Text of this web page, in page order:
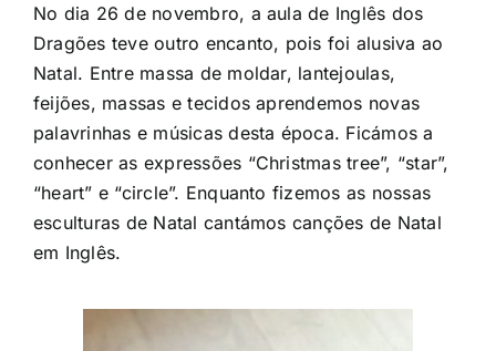
No dia 26 de novembro, a aula de Inglês dos
Dragões teve outro encanto, pois foi alusiva ao
Natal. Entre massa de moldar, lantejoulas,
feijões, massas e tecidos aprendemos novas
palavrinhas e músicas desta época. Ficámos a
conhecer as expressões “Christmas tree”, “star”,
“heart” e “circle”. Enquanto fizemos as nossas
esculturas de Natal cantámos canções de Natal
em Inglês.